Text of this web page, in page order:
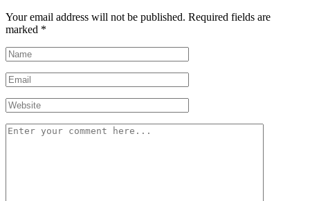
Your email address will not be published. Required fields are
marked *